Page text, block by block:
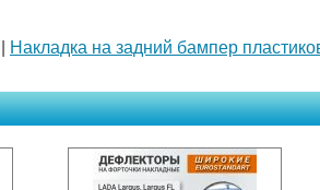
Накладка на задний бампер